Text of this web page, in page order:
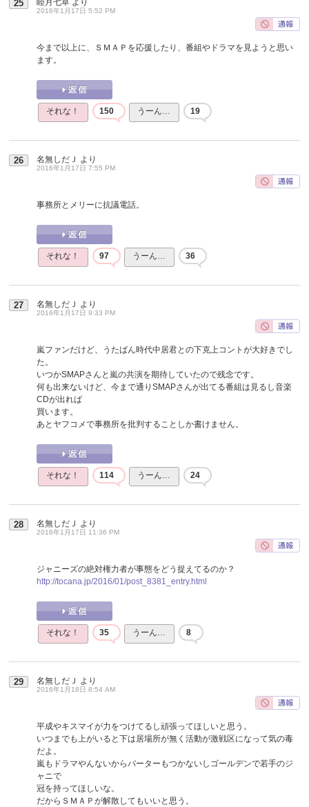
25
2016年1月17日 5:52 PM
今まで以上に、ＳＭＡＰを応援したり、番組やドラマを見ようと思い
ます。
それな！ 150 うーん… 19
26 名無しだＪ より
2016年1月17日 7:55 PM
事務所とメリーに抗議電話。
それな！ 97 うーん… 36
27 名無しだＪ より
2016年1月17日 9:33 PM
嵐ファンだけど、うたばん時代中居君との下克上コントが大好きでし
た。
いつかSMAPさんと嵐の共演を期待していたので残念です。
何も出来ないけど、今まで通りSMAPさんが出てる番組は見るし音楽
CDが出れば
買います。
あとヤフコメで事務所を批判することしか書けません。
それな！ 114 うーん… 24
28 名無しだＪ より
2016年1月17日 11:36 PM
ジャニーズの絶対権力者が事態をどう捉えてるのか？
http://tocana.jp/2016/01/post_8381_entry.html
それな！ 35 うーん… 8
29 名無しだＪ より
2016年1月18日 8:54 AM
平成やキスマイが力をつけてるし頑張ってほしいと思う。
いつまでも上がいると下は居場所が無く活動が激戦区になって気の毒
だよ。
嵐もドラマやんないからバーターもつかないしゴールデンで若手のジ
ャニで
冠を持ってほしいな。
だからＳＭＡＰが解散してもいいと思う。